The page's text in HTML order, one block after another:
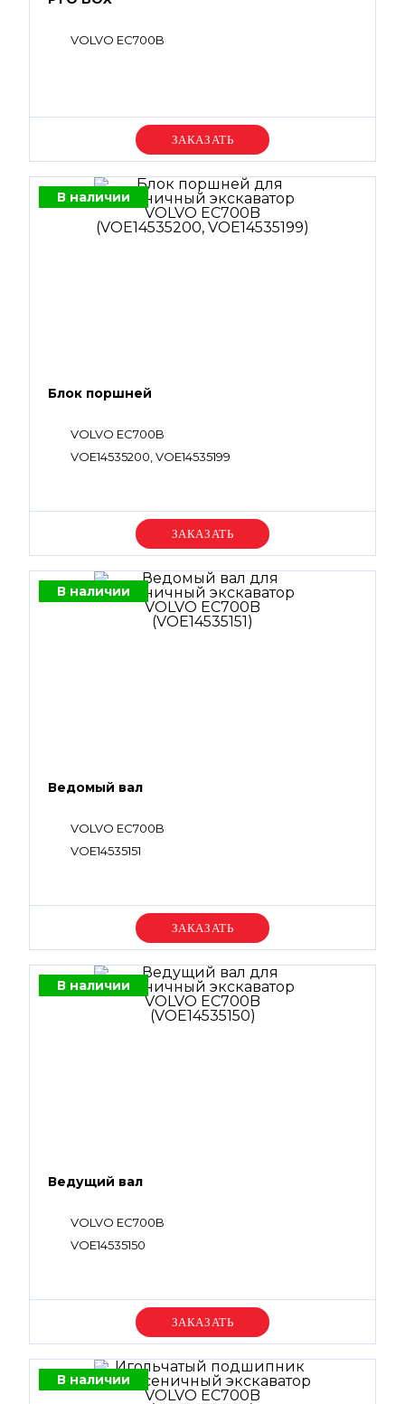
VOLVO EC700B
Уточняйте цену
В наличии
Блок поршней
VOLVO EC700B
VOE14535200, VOE14535199
Уточняйте цену
В наличии
Ведомый вал
VOLVO EC700B
VOE14535151
Уточняйте цену
В наличии
Ведущий вал
VOLVO EC700B
VOE14535150
Уточняйте цену
В наличии